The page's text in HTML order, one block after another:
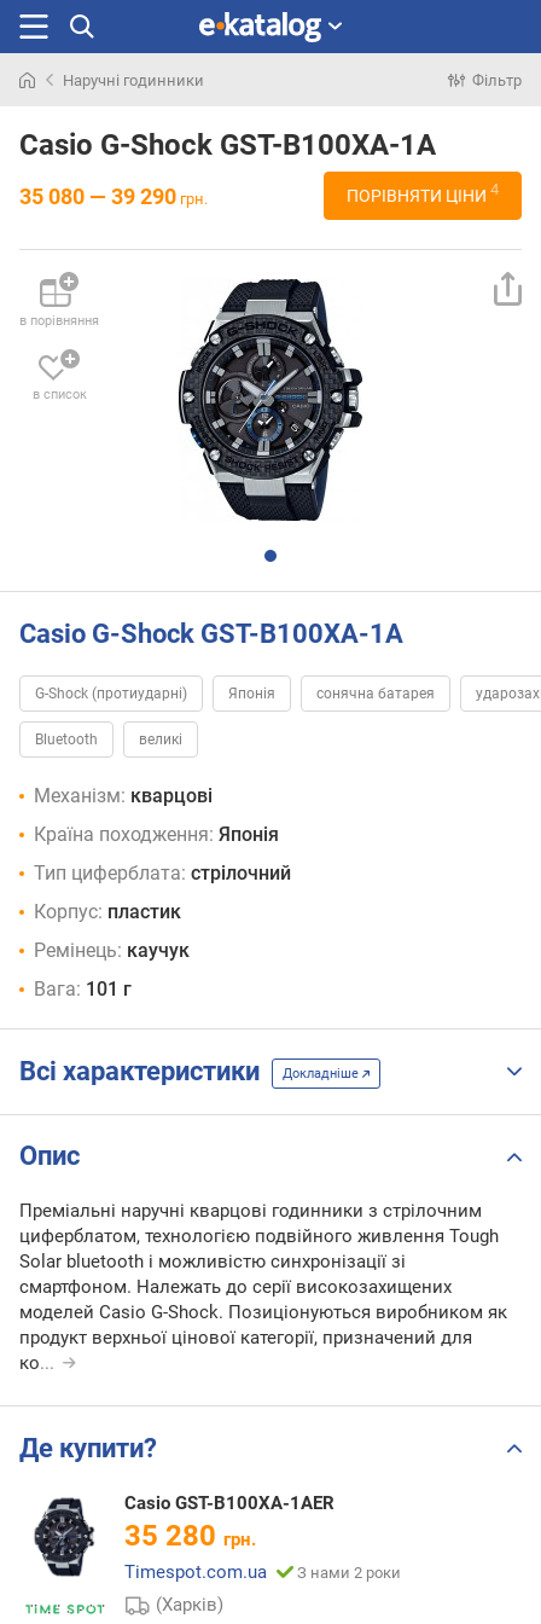
раніше
Наручні годинники Фільтр
Casio G-Shock GST-B100XA-1A
35 080 — 39 290 грн. ПОРІВНЯТИ ЦІНИ 4
в порівняння
в список
Casio G-Shock GST-B100XA-1A
G-Shock (протиударні) Японія сонячна батарея
Bluetooth великі
Механізм: кварцові
Країна походження: Японія
Тип циферблата: стрілочний
Корпус: пластик
Ремінець: каучук
Вага: 101 г
Всі характеристики Докладніше
Опис
Преміальні наручні кварцові годинники з стрілочним
циферблатом, технологією подвійного живлення Tough
Solar bluetooth і можливістю синхронізації зі
смартфоном. Належать до серії високозахищених
моделей Casio G-Shock. Позиціонуються виробником як
продукт верхньої цінової категорії, призначений для
ко...
Де купити?
Casio GST-B100XA-1AER
35 280 грн.
Timespot.com.ua
З нами 2 роки
(Харків)